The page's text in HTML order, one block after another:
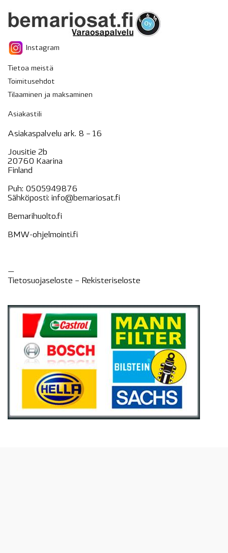
Instagram
Tietoa meistä
Toimitusehdot
Tilaaminen ja maksaminen
Asiakastili
Asiakaspalvelu ark. 8 – 16
Jousitie 2b
20760 Kaarina
Finland
Puh: 0505949876
Sähköposti: info@bemariosat.fi
Bemarihuolto.fi
BMW-ohjelmointi.fi
—
Tietosuojaseloste – Rekisteriseloste